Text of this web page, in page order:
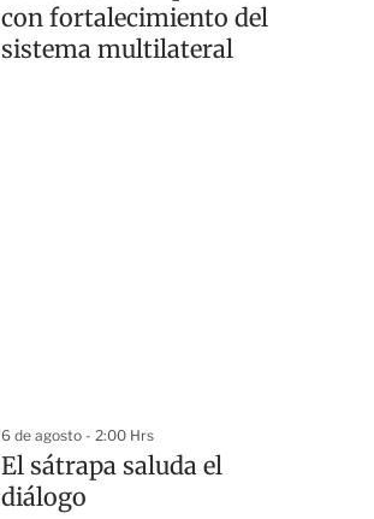
con fortalecimiento del
sistema multilateral
6 de agosto - 2:00 Hrs
El sátrapa saluda el
diálogo